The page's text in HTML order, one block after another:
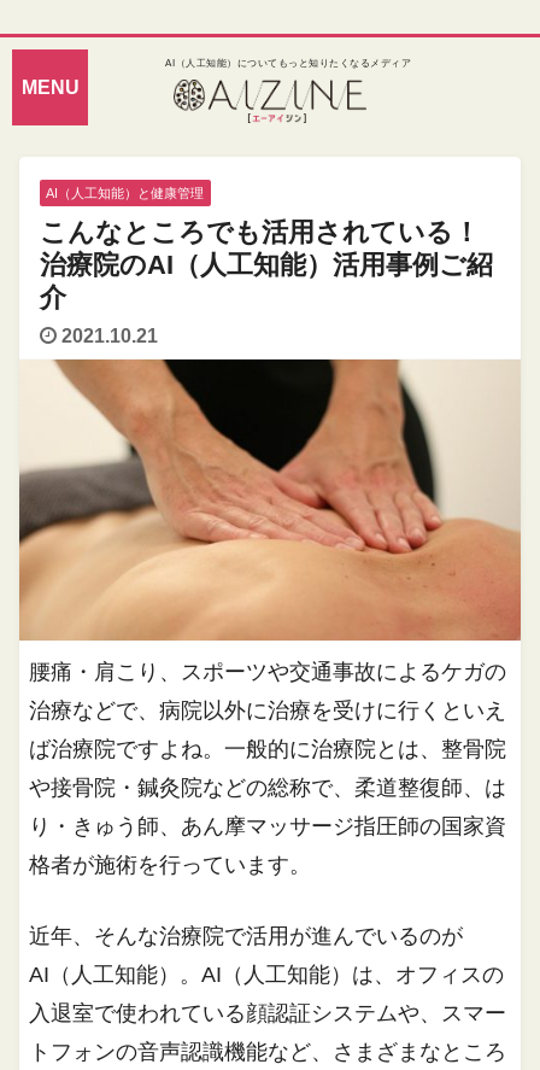
AI（人工知能）についてもっと知りたくなるメディア
AI（人工知能）と健康管理
こんなところでも活用されている！
治療院のAI（人工知能）活用事例ご紹
介
2021.10.21
腰痛・肩こり、スポーツや交通事故によるケガの
治療などで、病院以外に治療を受けに行くといえ
ば治療院ですよね。一般的に治療院とは、整骨院
や接骨院・鍼灸院などの総称で、柔道整復師、は
り・きゅう師、あん摩マッサージ指圧師の国家資
格者が施術を行っています。
近年、そんな治療院で活用が進んでいるのが
AI（人工知能）。AI（人工知能）は、オフィスの
入退室で使われている顔認証システムや、スマー
トフォンの音声認識機能など、さまざまなところ